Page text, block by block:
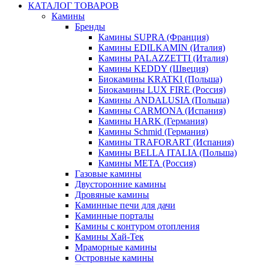
КАТАЛОГ ТОВАРОВ
Камины
Бренды
Камины SUPRA (Франция)
Камины EDILKAMIN (Италия)
Камины PALAZZETTI (Италия)
Камины KEDDY (Швеция)
Биокамины KRATKI (Польша)
Биокамины LUX FIRE (Россия)
Камины ANDALUSIA (Польша)
Камины CARMONA (Испания)
Камины HARK (Германия)
Камины Schmid (Германия)
Камины TRAFORART (Испания)
Камины BELLA ITALIA (Польша)
Камины МЕТА (Россия)
Газовые камины
Двусторонние камины
Дровяные камины
Каминные печи для дачи
Каминные порталы
Камины с контуром отопления
Камины Хай-Тек
Мраморные камины
Островные камины